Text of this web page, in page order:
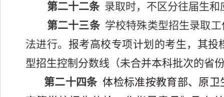
第二十二条 录取时，不区分往届生
第二十三条 学校特殊类型招生录取
法进行。 报考高校专项计划的考生，其
型招生控制分数线（未合并本科批次的省
第二十四条 体检标准按教育部、原